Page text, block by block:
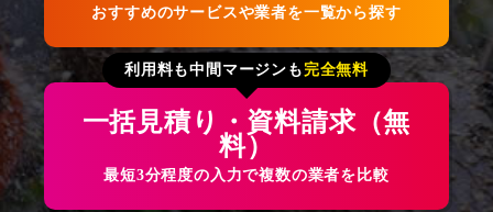
おすすめのサービスや業者を一覧から探す
利用料も中間マージンも 完全無料
一括見積り・資料請求（無
料）
最短3分程度の入力で複数の業者を比較